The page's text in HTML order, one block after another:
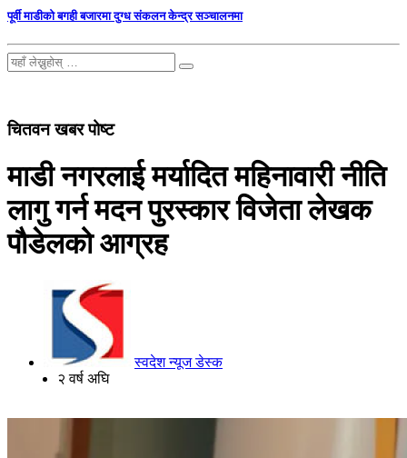
पूर्वी माडीको बगही बजारमा दुग्ध संकलन केन्द्र सञ्चालनमा
चितवन खबर पोष्ट
माडी नगरलाई मर्यादित महिनावारी नीति
लागु गर्न मदन पुरस्कार विजेता लेखक
पौडेलको आग्रह
स्वदेश न्यूज डेस्क
२ वर्ष अघि